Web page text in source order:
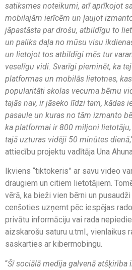
satiksmes noteikumi, arī aprīkojot
mobilajām ierīcēm un ļaujot
jāpastāsta par drošu, atbildīgu to
un paliks daļa no mūsu visu
un lietojot tos atbildīgi mēs tur
veselīgu vidi. Svarīgi pieminēt, ka
platformas un mobilās lietotnes,
popularitāti skolas vecuma bērnu
tajās nav, ir jāseko līdzi tam, kādas
pasaule un kuras no tām izmanto
ka platformai ir 800 miljoni
tajā uzturas vidēji 50 minūtes dienā
attiecību projektu vadītāja Una
Ikviens “tiktokeris” ar savu video
draugiem un citiem lietotājiem.
vērā, ka bieži vien bērni un
cenšoties uzņemt pēc iespējas
privātu informāciju vai rada
aizskarošu saturu u.tml., vienlaikus
saskarties ar kibermobingu.
“Šī sociālā medija galvenā atšķirība